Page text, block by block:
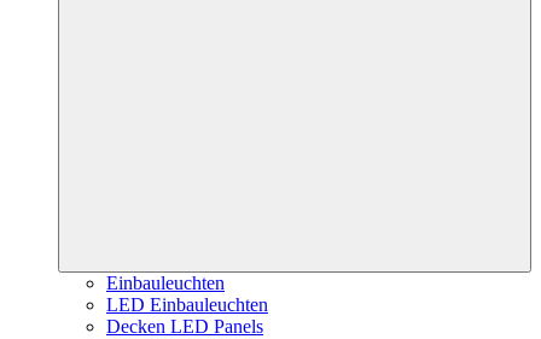
Einbauleuchten
LED Einbauleuchten
Decken LED Panels